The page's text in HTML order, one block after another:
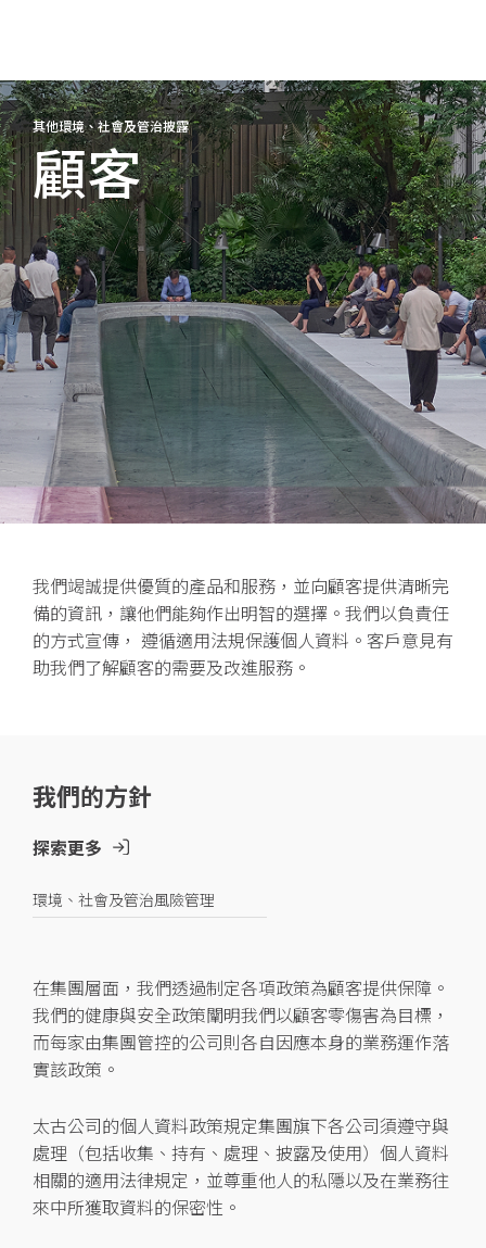
其他環境、社會及管治披露
顧客
我們竭誠提供優質的產品和服務，並向顧客提供清晰完
備的資訊，讓他們能夠作出明智的選擇。我們以負責任
的方式宣傳， 遵循適用法規保護個人資料。客戶意見有
助我們了解顧客的需要及改進服務。
我們的方針
探索更多
環境、社會及管治風險管理
在集團層面，我們透過制定各項政策為顧客提供保障。
我們的健康與安全政策闡明我們以顧客零傷害為目標，
而每家由集團管控的公司則各自因應本身的業務運作落
實該政策。
太古公司的個人資料政策規定集團旗下各公司須遵守與
處理（包括收集、持有、處理、披露及使用）個人資料
相關的適用法律規定，並尊重他人的私隱以及在業務往
來中所獲取資料的保密性。